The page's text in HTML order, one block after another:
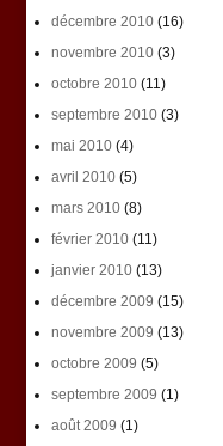
décembre 2010(16)
novembre 2010(3)
octobre 2010(11)
septembre 2010(3)
mai 2010(4)
avril 2010(5)
mars 2010(8)
février 2010(11)
janvier 2010(13)
décembre 2009 (15)
novembre 2009 (13)
octobre 2009 (5)
septembre 2009 (1)
août 2009 (1)